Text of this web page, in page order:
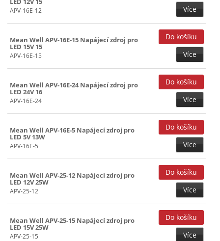
APV-16E-12 Více
Mean Well APV-16E-15 Napájecí zdroj pro
LED 15V 15
APV-16E-15 Více
Mean Well APV-16E-24 Napájecí zdroj pro
LED 24V 16
APV-16E-24 Více
Mean Well APV-16E-5 Napájecí zdroj pro
LED 5V 13W
APV-16E-5 Více
Mean Well APV-25-12 Napájecí zdroj pro
LED 12V 25W
APV-25-12 Více
Mean Well APV-25-15 Napájecí zdroj pro
LED 15V 25W
APV-25-15 Více